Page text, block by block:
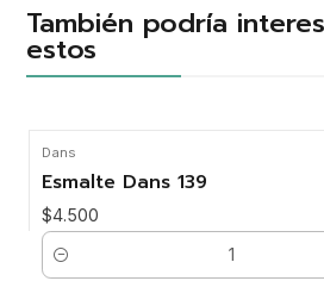
También podría
estos
Dans
Esmalte Dans 139
$4.500
Cantidad